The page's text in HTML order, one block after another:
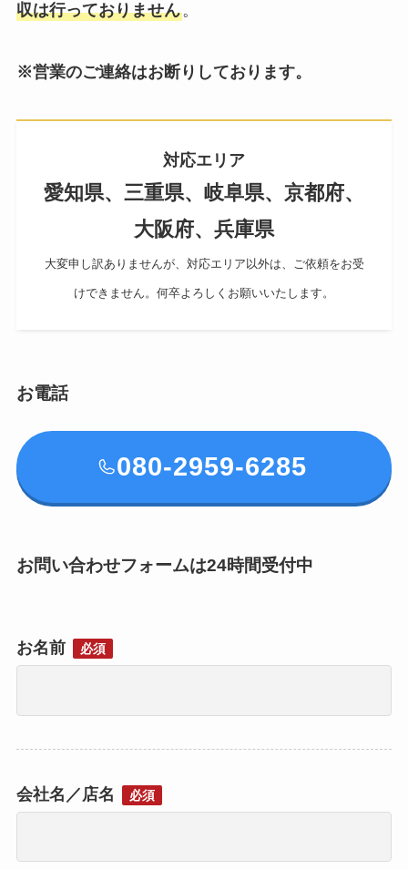
収は行っておりません。
※営業のご連絡はお断りしております。
対応エリア
愛知県、三重県、岐阜県、京都府、
大阪府、兵庫県
大変申し訳ありませんが、対応エリア以外は、ご依頼をお受
けできません。何卒よろしくお願いいたします。
お電話
080-2959-6285
お問い合わせフォームは24時間受付中
お名前 必須
会社名／店名 必須